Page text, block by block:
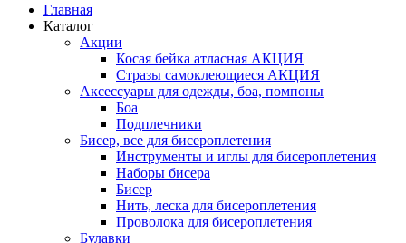
Главная
Каталог
Акции
Косая бейка атласная АКЦИЯ
Стразы самоклеющиеся АКЦИЯ
Аксессуары для одежды, боа, помпоны
Боа
Подплечники
Бисер, все для бисероплетения
Инструменты и иглы для бисероплетения
Наборы бисера
Бисер
Нить, леска для бисероплетения
Проволока для бисероплетения
Булавки